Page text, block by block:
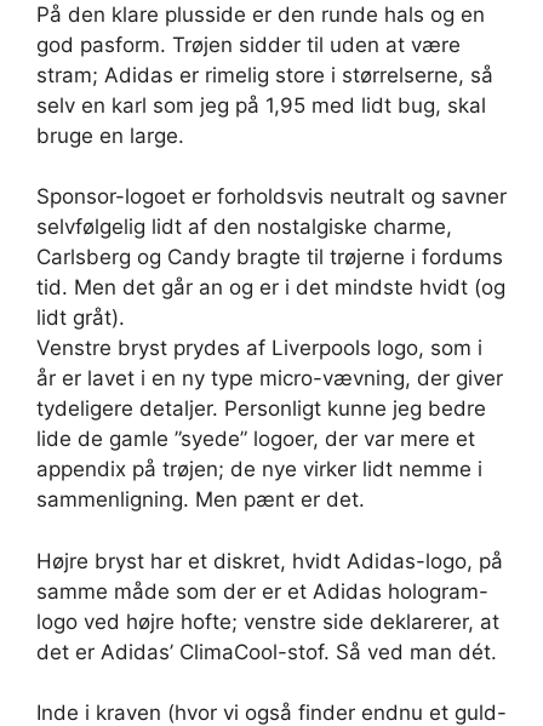
På den klare plusside er den runde hals og en
god pasform. Trøjen sidder til uden at være
stram; Adidas er rimelig store i størrelserne, så
selv en karl som jeg på 1,95 med lidt bug, skal
bruge en large.
Sponsor-logoet er forholdsvis neutralt og savner
selvfølgelig lidt af den nostalgiske charme,
Carlsberg og Candy bragte til trøjerne i fordums
tid. Men det går an og er i det mindste hvidt (og
lidt gråt).
Venstre bryst prydes af Liverpools logo, som i
år er lavet i en ny type micro-vævning, der giver
tydeligere detaljer. Personligt kunne jeg bedre
lide de gamle ”syede” logoer, der var mere et
appendix på trøjen; de nye virker lidt nemme i
sammenligning. Men pænt er det.
Højre bryst har et diskret, hvidt Adidas-logo, på
samme måde som der er et Adidas hologram-
logo ved højre hofte; venstre side deklarerer, at
det er Adidas’ ClimaCool-stof. Så ved man dét.
Inde i kraven (hvor vi også finder endnu et guld-